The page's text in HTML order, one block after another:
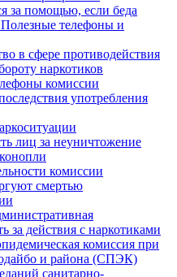
за помощью, если беда
телефоны и
в сфере противодействия
наркотиков
комиссии
употребления
лиц за неуничтожение
комиссии
смертью
за действия с наркотиками
комиссия при
и района (СПЭК)
санитарно-